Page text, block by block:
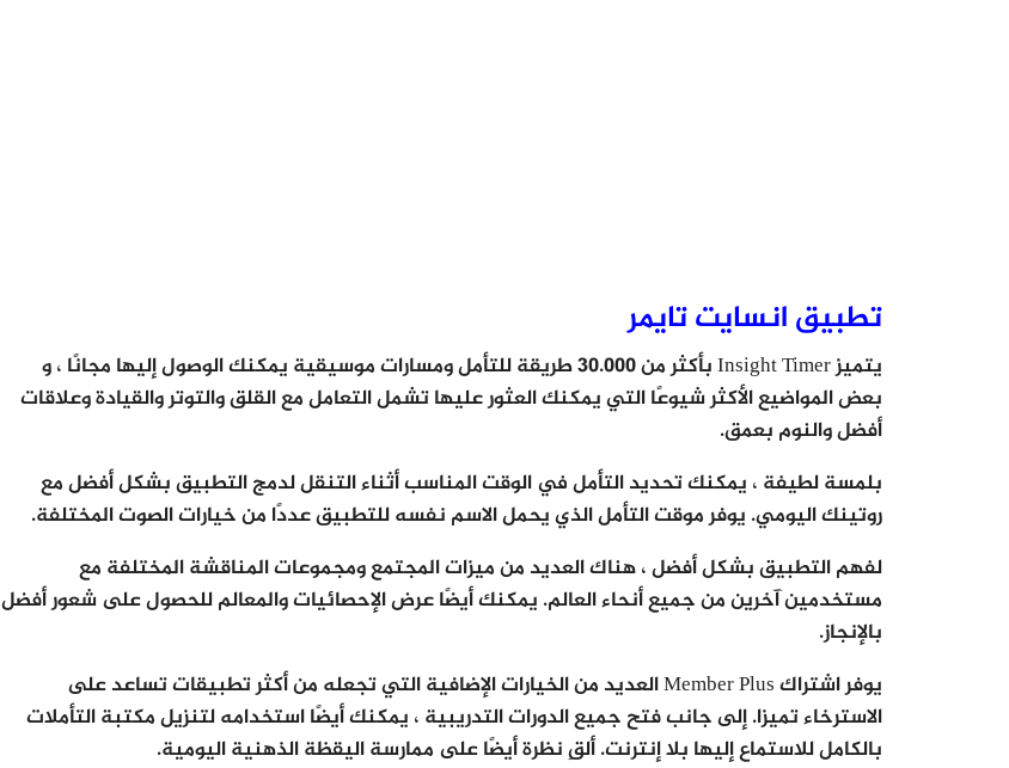
تطبيق انسايت تايمر
يتميز Insight Timer بأكثر من 30.000 طريقة للتأمل ومسارات موسيقية يمكنك الوصول إليها مجانًا ، و
بعض المواضيع الأكثر شيوعًا التي يمكنك العثور عليها تشمل التعامل مع القلق والتوتر والقيادة وعلاقات
أفضل والنوم بعمق.
بلمسة لطيفة ، يمكنك تحديد التأمل في الوقت المناسب أثناء التنقل لدمج التطبيق بشكل أفضل مع
روتينك اليومي. يوفر موقت التأمل الذي يحمل الاسم نفسه للتطبيق عددًا من خيارات الصوت المختلفة.
لفهم التطبيق بشكل أفضل ، هناك العديد من ميزات المجتمع ومجموعات المناقشة المختلفة مع
مستخدمين آخرين من جميع أنحاء العالم. يمكنك أيضًا عرض الإحصائيات والمعالم للحصول على شعور أفضل
بالإنجاز.
يوفر اشتراك Member Plus العديد من الخيارات الإضافية التي تجعله من أكثر تطبيقات تساعد على
الاسترخاء تميزا. إلى جانب فتح جميع الدورات التدريبية ، يمكنك أيضًا استخدامه لتنزيل مكتبة التأملات
بالكامل للاستماع إليها بلا إنترنت. ألقِ نظرة أيضًا على ممارسة اليقظة الذهنية اليومية.